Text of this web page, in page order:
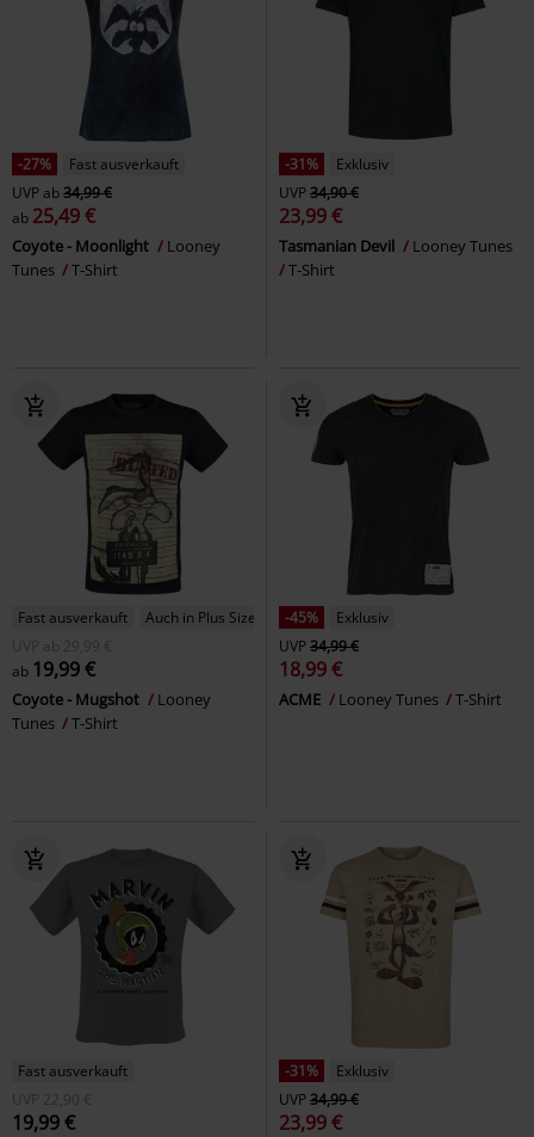
-27%
Fast ausverkauft
UVPab34,99 €
ab 25,49 €
Coyote - Moonlight
Looney
Tunes
T-Shirt
-31%
Exklusiv
UVP34,90 €
23,99 €
Tasmanian Devil
Looney Tunes
T-Shirt
Fast ausverkauft
Auch in Plus Size
UVP
ab 29,99 €
ab 19,99 €
Coyote - Mugshot
Looney
Tunes
T-Shirt
-45%
Exklusiv
UVP34,99 €
18,99 €
ACME Looney Tunes T-Shirt
Fast ausverkauft
UVP
22,90 €
19,99 €
-31%
Exklusiv
UVP34,99 €
23,99 €